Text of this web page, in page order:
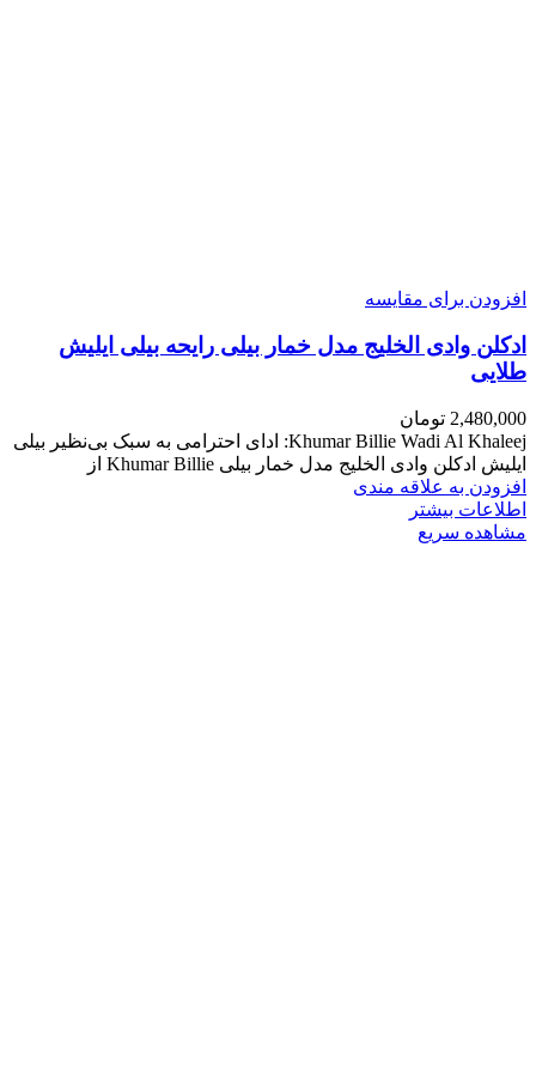
افزودن برای مقایسه
ادکلن وادی الخلیج مدل خمار بیلی رایحه بیلی ایلیش
طلایی
2,480,000 تومان
Khumar Billie Wadi Al Khaleej: ادای احترامی به سبک بی‌نظیر بیلی
ایلیش ادکلن وادی الخلیج مدل خمار بیلی Khumar Billie از
افزودن به علاقه مندی
اطلاعات بیشتر
مشاهده سریع